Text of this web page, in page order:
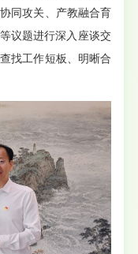
同攻关、产教融合育
议题进行深入座谈交
找工作短板、明晰合